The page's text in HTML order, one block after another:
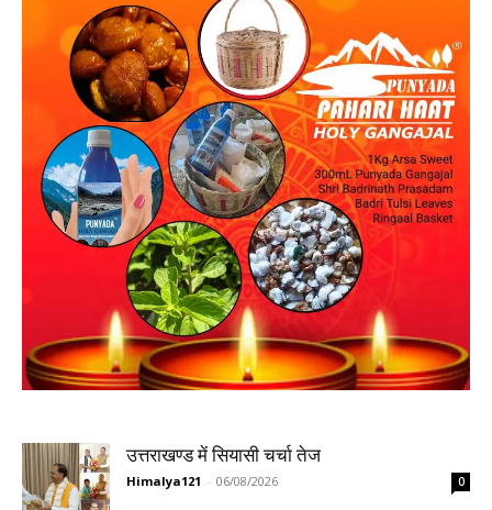
उत्तराखण्ड में सियासी चर्चा तेज
Himalya121 - 06/08/2026 0